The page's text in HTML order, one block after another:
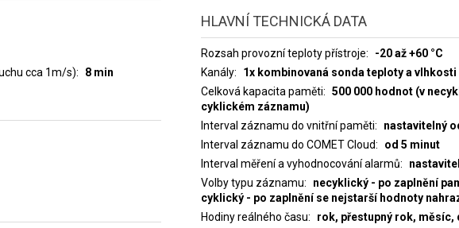
cca 1m/s)
8 min
HLAVNÍ TECHNICKÁ DATA
Rozsah provozní teploty přístroje
-20 až +60 °C
Kanály
1x kombinovaná sonda teploty a vlhkosti
Celková kapacita paměti
500 000 hodnot (v
cyklickém záznamu)
Interval záznamu do vnitřní paměti
nastavitelný
Interval záznamu do COMET Cloud
od 5 minut
Interval měření a vyhodnocování alarmů
Volby typu záznamu
necyklický - po zaplnění
cyklický - po zaplnění se nejstarší hodnoty
Hodiny reálného času
rok, přestupný rok, měsíc,